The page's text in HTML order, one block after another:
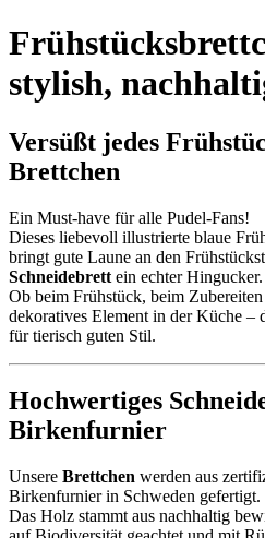
stylish,
Versüßt jedes
Brettchen
Ein Must-have für alle Pudel-Fans!
Dieses liebevoll illustrierte blaue
bringt gute Laune an den
Schneidebrett ein echter Hingucker.
Ob beim Frühstück, beim
dekoratives Element in der Küche –
für tierisch guten Stil.
Hochwertiges
Birkenfurnier
Unsere Brettchen werden aus
Birkenfurnier in Schweden gefertigt.
Das Holz stammt aus nachhaltig